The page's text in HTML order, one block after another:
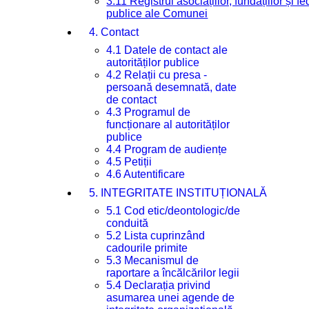
publice ale Comunei
4. Contact
4.1 Datele de contact ale
autorităților publice
4.2 Relații cu presa -
persoană desemnată, date
de contact
4.3 Programul de
funcționare al autorităților
publice
4.4 Program de audiențe
4.5 Petiții
4.6 Autentificare
5. INTEGRITATE INSTITUȚIONALĂ
5.1 Cod etic/deontologic/de
conduită
5.2 Lista cuprinzând
cadourile primite
5.3 Mecanismul de
raportare a încălcărilor legii
5.4 Declarația privind
asumarea unei agende de